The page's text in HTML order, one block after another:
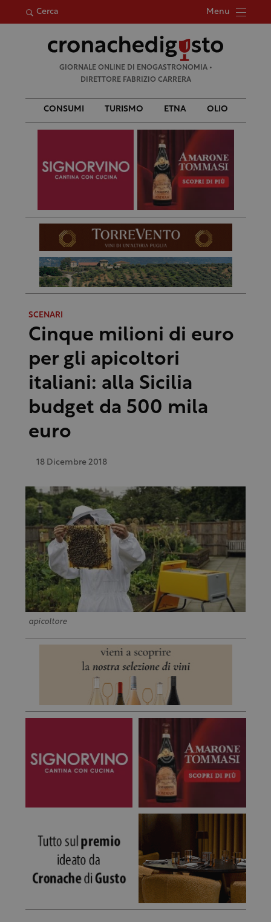
Cerca Menu
per:
GIORNALE ONLINE DI ENOGASTRONOMIA •
DIRETTORE FABRIZIO CARRERA
CONSUMI TURISMO ETNA OLIO
SCENARI
Cinque milioni di euro
per gli apicoltori
italiani: alla Sicilia
budget da 500 mila
euro
18 Dicembre 2018
apicoltore